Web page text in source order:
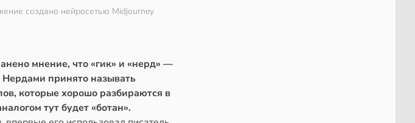
создано нейросетью Midjourney
мнение, что «гик» и «нерд» —
Нердами принято называть
которые хорошо разбираются в
тут будет «ботан».